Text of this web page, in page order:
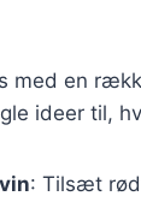
med en
ideer til,
: Tilsæt